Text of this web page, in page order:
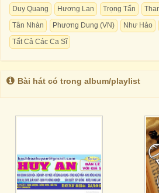
Duy Quang
Hương Lan Trọng Tấn
Tân Nhàn
Phương Dung (VN) Như Hảo
Tất Cả Các Ca Sĩ
Bài hát có trong album/playlist